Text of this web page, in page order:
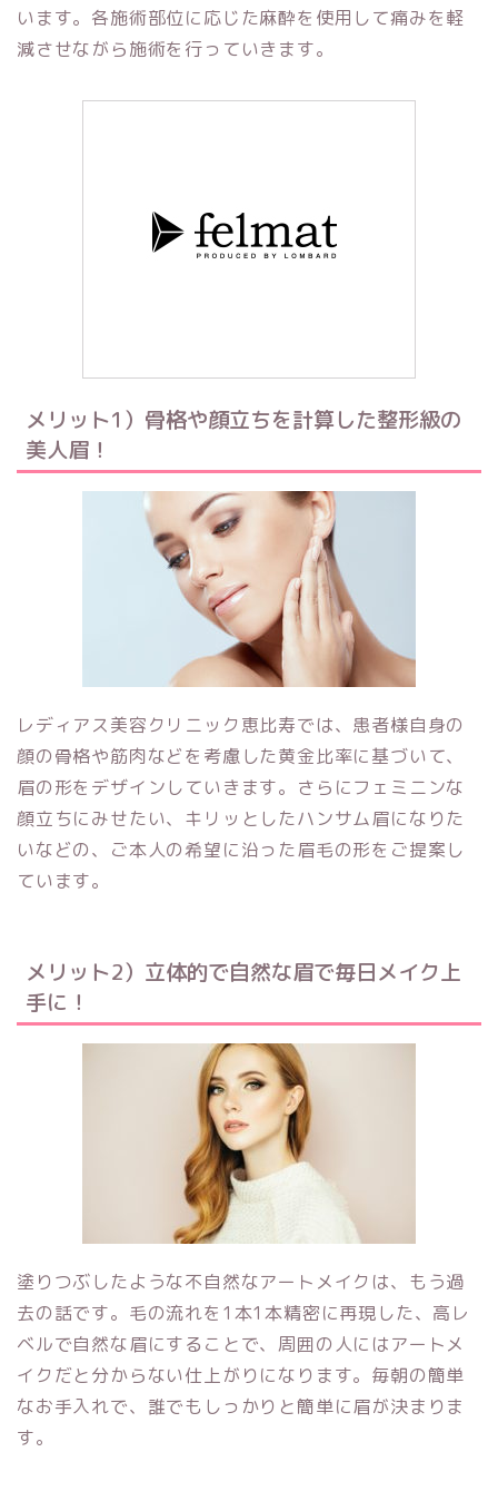
います。各施術部位に応じた麻酔を使用して痛みを軽
減させながら施術を行っていきます。
メリット1）骨格や顔立ちを計算した整形級の
美人眉！
レディアス美容クリニック恵比寿では、患者様自身の
顔の骨格や筋肉などを考慮した黄金比率に基づいて、
眉の形をデザインしていきます。さらにフェミニンな
顔立ちにみせたい、キリッとしたハンサム眉になりた
いなどの、ご本人の希望に沿った眉毛の形をご提案し
ています。
メリット2）立体的で自然な眉で毎日メイク上
手に！
塗りつぶしたような不自然なアートメイクは、もう過
去の話です。毛の流れを1本1本精密に再現した、高レ
ベルで自然な眉にすることで、周囲の人にはアートメ
イクだと分からない仕上がりになります。毎朝の簡単
なお手入れで、誰でもしっかりと簡単に眉が決まりま
す。